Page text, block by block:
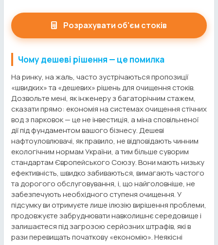
Розрахувати об'єм стоків
Чому дешеві рішення — це помилка
На ринку, на жаль, часто зустрічаються пропозиції
«швидких» та «дешевих» рішень для очищення стоків.
Дозвольте мені, як інженеру з багаторічним стажем,
сказати прямо: економія на системах очищення стічних
вод з парковок — це не інвестиція, а міна сповільненої
дії під фундаментом вашого бізнесу. Дешеві
нафтоуловлювачі, як правило, не відповідають чинним
екологічним нормам України, а тим більше суворим
стандартам Європейського Союзу. Вони мають низьку
ефективність, швидко забиваються, вимагають частого
та дорогого обслуговування, і, що найголовніше, не
забезпечують необхідного ступеня очищення. У
підсумку ви отримуєте лише ілюзію вирішення проблеми,
продовжуєте забруднювати навколишнє середовище і
залишаєтеся під загрозою серйозних штрафів, які в
рази перевищать початкову «економію». Неякісні